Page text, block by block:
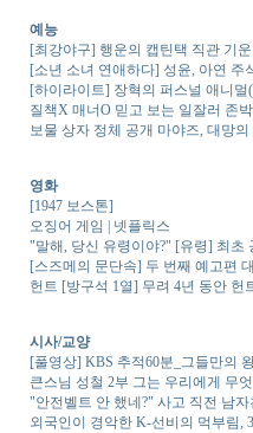
예능
[최강야구] 행운의 캡틴택 직관 기
[소년 소녀 연애하다] 성윤, 아연 주
[하이라이트] 장혁의 퍼스널 애니
질책X 매너O 믿고 보는 일잘러 존
보물 상자 정체 공개 마야즈, 대망
영화
[1947 보스톤]
오징어 게임 | 넷플릭스
"말해, 당신 유령이야?" [유령] 최초
[스즈메의 문단속] 두 번째 예고편
헌트 [방구석 1열] 무려 4년 동안 헌
시사/교양
[풀영상] KBS 추적60분_그들만의
큰스님 성철 2부 그는 우리에게 무
"안전벨트 안 했네?" 사고 직전 남
외국인이 경악한 K-선비의 먹부림,